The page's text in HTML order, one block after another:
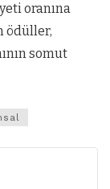
oranına
ödüller,
somut